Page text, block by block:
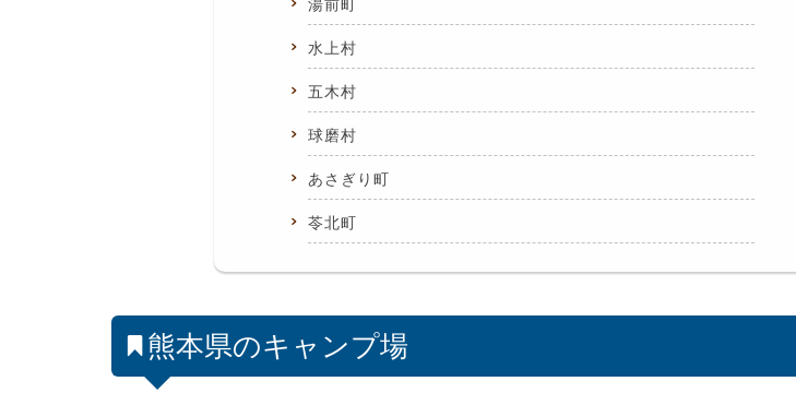
湯前町
水上村
五木村
球磨村
あさぎり町
苓北町
熊本県のキャンプ場